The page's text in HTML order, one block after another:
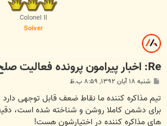
Colonel II
Solver
Re: اخبار پیرامون پرونده فعالیت صلح آمیز هسته ای ایران
پ
ت
شنبه ۱۸ آبان ۱۳۹۲, ۸:۵۹ ب.ظ
تیم مذاکره کننده ما نقاط ضعف قابل توجهی
برای دشمن کاملا روشن و شناخته شده است،
های مذاکره کننده در اختیارشون هست!